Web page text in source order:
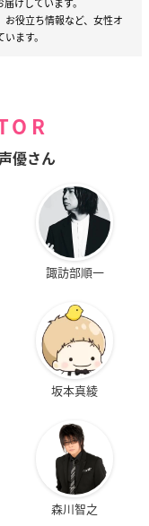
けしています。
役立ち情報など、女性オ
ます。
優さん
諏訪部順一
坂本真綾
森川智之